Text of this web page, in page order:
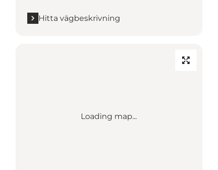
Hitta vägbeskrivning
Loading map...